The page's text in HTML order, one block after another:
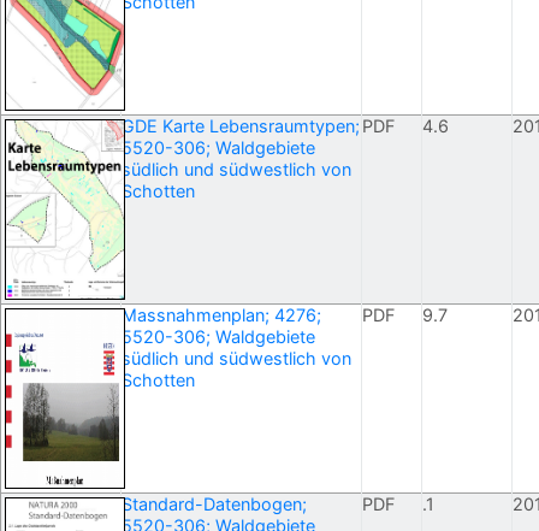
GDE Karte Lebensraumtypen;
5520-306; Waldgebiete
südlich und südwestlich von
Schotten
PDF 4.6
Massnahmenplan; 4276;
5520-306; Waldgebiete
südlich und südwestlich von
Schotten
PDF 9.7
Standard-Datenbogen;
5520-306; Waldgebiete
PDF .1